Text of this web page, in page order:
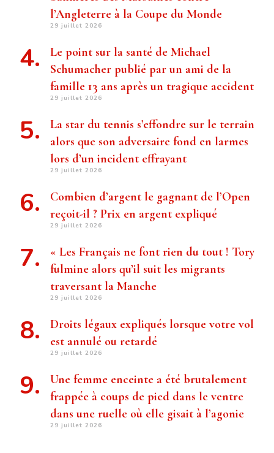
l’Angleterre à la Coupe du Monde
29 juillet 2026
Le point sur la santé de Michael
Schumacher publié par un ami de la
famille 13 ans après un tragique accident
29 juillet 2026
La star du tennis s’effondre sur le terrain
alors que son adversaire fond en larmes
lors d’un incident effrayant
29 juillet 2026
Combien d’argent le gagnant de l’Open
reçoit-il ? Prix ​​en argent expliqué
29 juillet 2026
« Les Français ne font rien du tout ! Tory
fulmine alors qu’il suit les migrants
traversant la Manche
29 juillet 2026
Droits légaux expliqués lorsque votre vol
est annulé ou retardé
29 juillet 2026
Une femme enceinte a été brutalement
frappée à coups de pied dans le ventre
dans une ruelle où elle gisait à l’agonie
29 juillet 2026